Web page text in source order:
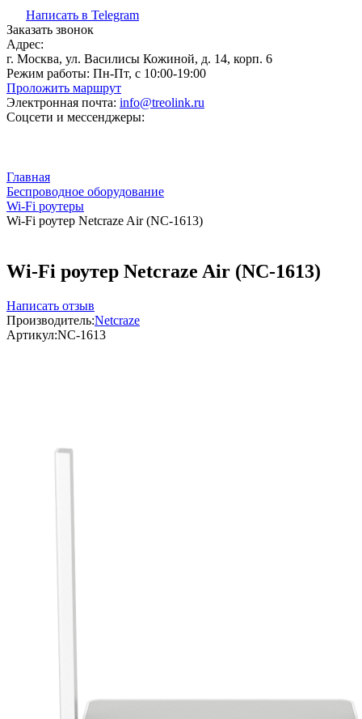
Написать в Telegram
Заказать звонок
Адрес:
г. Москва, ул. Василисы Кожиной, д. 14, корп. 6
Режим работы: Пн-Пт, с 10:00-19:00
Проложить маршрут
Электронная почта: info@treolink.ru
Соцсети и мессенджеры:
Главная
Беспроводное оборудование
Wi-Fi роутеры
Wi-Fi роутер Netcraze Air (NC-1613)
Wi-Fi роутер Netcraze Air (NC-1613)
Написать отзыв
Производитель:Netcraze
Артикул:NC-1613